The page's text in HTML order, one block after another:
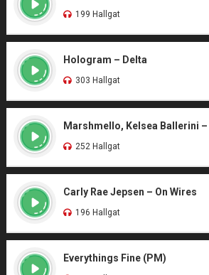
199 Hallgat
Hologram – Delta
303 Hallgat
Marshmello, Kelsea Ballerini
252 Hallgat
Carly Rae Jepsen – On Wires
196 Hallgat
Everythings Fine (PM)